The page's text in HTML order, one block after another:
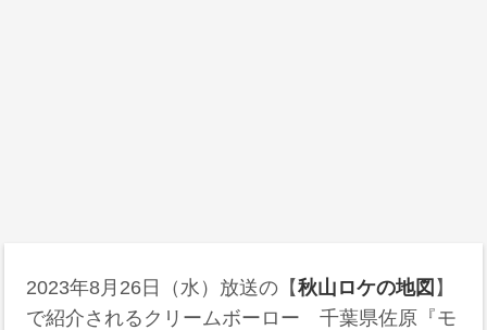
2023年8月26日（水）放送の【秋山ロケの地図 】
で紹介されるクリームボーロー 千葉県佐原『モ